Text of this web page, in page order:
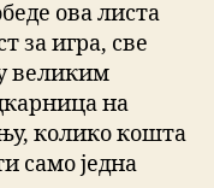
ова листа
за игра, све
великим
на
колико кошта
само једна